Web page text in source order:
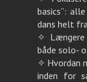
basics”:
dans helt
✧ Længere
både solo-
✧ Hvordan
inden for